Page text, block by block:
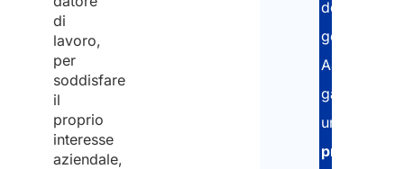
di
lavoro,
per
soddisfare
il
proprio
interesse
aziendale,
del
gestionale
A&P,
garantiamo
una
procedura